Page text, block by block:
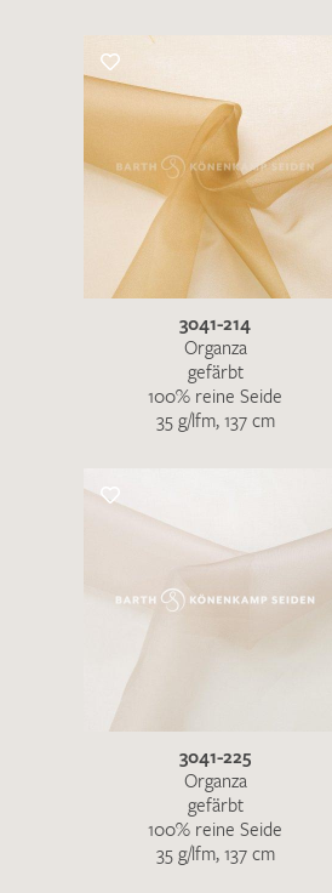
Es sind bisher
Merkliste.
Sollten Sie
Musteranfrage
Sie diese bitte im
3041-214
Organza
gefärbt
100% reine Seide
35 g/lfm, 137 cm
3041-225
Organza
gefärbt
100% reine Seide
35 g/lfm, 137 cm